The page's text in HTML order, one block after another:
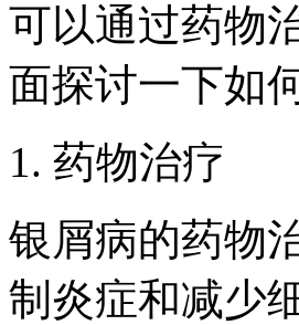
可以通过药物
面探讨一下如
1. 药物治疗
银屑病的药物
制炎症和减少